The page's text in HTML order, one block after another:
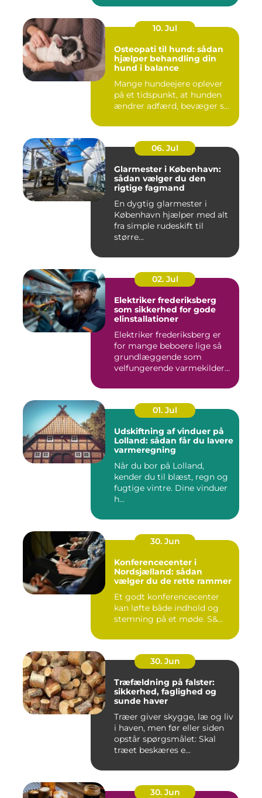
10. Jul
Osteopati til hund: sådan
hjælper behandling din
hund i balance
Mange hundeejere oplever
på et tidspunkt, at hunden
ændrer adfærd, bevæger s...
06. Jul
Glarmester i København:
sådan vælger du den
rigtige fagmand
En dygtig glarmester i
København hjælper med alt
fra simple rudeskift til
større...
02. Jul
Elektriker frederiksberg
som sikkerhed for gode
elinstallationer
Elektriker frederiksberg er
for mange beboere lige så
grundlæggende som
velfungerende varmekilder
01. Jul
Udskiftning af vinduer på
Lolland: sådan får du lavere
varmeregning
Når du bor på Lolland,
kender du til blæst, regn og
fugtige vintre. Dine vinduer
h...
30. Jun
Konferencecenter i
Nordsjælland: sådan
vælger du de rette rammer
Et godt konferencecenter
kan løfte både indhold og
stemning på et møde. S&...
30. Jun
Træfældning på falster:
sikkerhed, faglighed og
sunde haver
Træer giver skygge, læ og liv
i haven, men før eller siden
opstår spørgsmålet: Skal
træet beskæres e...
30. Jun